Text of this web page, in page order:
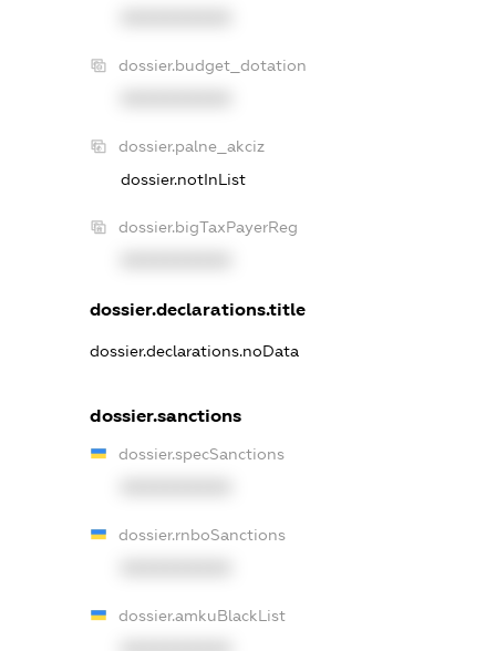
dossier.budget_dotation
dossier.palne_akciz
dossier.notInList
dossier.bigTaxPayerReg
dossier.declarations.title
dossier.declarations.noData
dossier.sanctions
dossier.specSanctions
dossier.rnboSanctions
dossier.amkuBlackList